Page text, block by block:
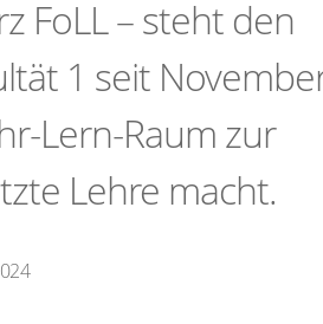
FoLL – steht den
1 seit
Lern-Raum zur
Lehre macht.